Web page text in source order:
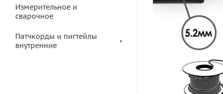
Измерительное и
сварочное
Патчкорды и пигтейлы
внутренние